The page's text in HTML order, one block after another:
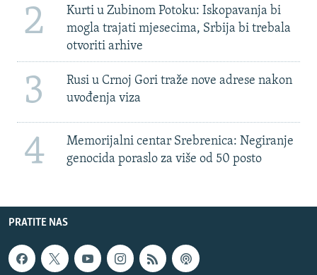
2
Kurti u Zubinom Potoku: Iskopavanja bi
mogla trajati mjesecima, Srbija bi trebala
otvoriti arhive
3
Rusi u Crnoj Gori traže nove adrese nakon
uvođenja viza
4
Memorijalni centar Srebrenica: Negiranje
genocida poraslo za više od 50 posto
PRATITE NAS